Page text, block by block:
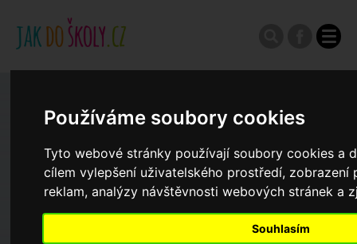
Používáme soubory cookies
Tyto webové stránky používají soubory cookies a
cílem vylepšení uživatelského prostředí, zobrazení
reklam, analýzy návštěvnosti webových stránek a
Souhlasím
Zápisy do ZŠ 2026/27
Výroční zprávy
Spádové oblasti ZŠ